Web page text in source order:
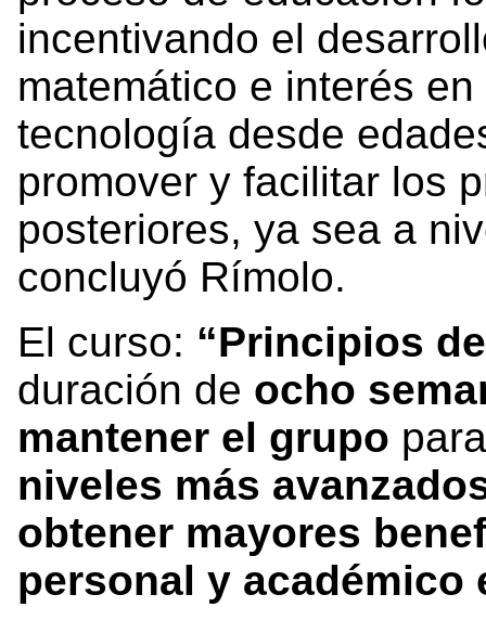
incentivando el
matemático e interés
tecnología desde
promover y facilitar los
posteriores, ya sea a
concluyó Rímolo.
El curso: “Principios
duración de ocho
mantener el grupo
niveles más
obtener mayores
personal y